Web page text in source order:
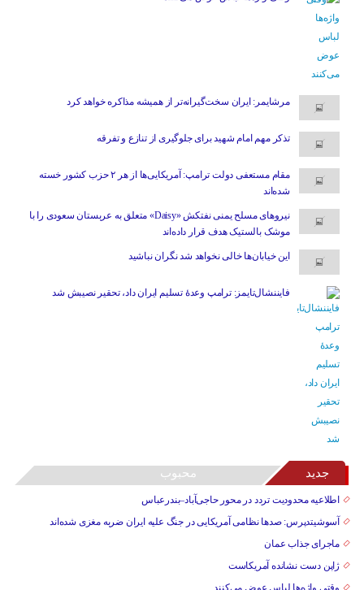
مرشایمر: ایران سخت‌گیرانه‌تر از همیشه مذاکره خواهد کرد
تذکر مهم امام شهید برای جلوگیری از تنازع و تفرقه
مقام مستعفی دولت ترامپ: آمریکایی‌ها از هر ۲ حزب کشور خسته
شده‌اند
نیروهای مسلح یمنی نفتکش «Daisy» متعلق به عربستان سعودی را با
موشک بالستیک هدف قرار داده‌اند
این خیابان‌ها خالی نخواهد شد نگران نباشید
فایننشال‌تایمز: ترامپ وعدۀ تسلیم ایران داد، تحقیر نصیبش شد
جدید محبوب
اطلاعیه محدودیت تردد در محور حاجی‌آباد–بندرعباس
آسوشیتدپرس: صدها نظامی آمریکایی در جنگ علیه ایران ضربه مغزی شده‌اند
ماجرای جذاب عمان
ژاپن دست نشانده آمریکاست
وقتی واژه‌ها لباس عوض می‌کنند